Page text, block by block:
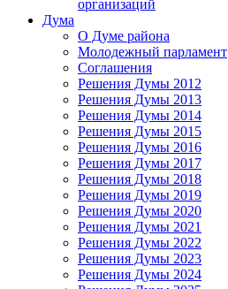
организаций
Дума
О Думе района
Молодежный парламент
Соглашения
Решения Думы 2012
Решения Думы 2013
Решения Думы 2014
Решения Думы 2015
Решения Думы 2016
Решения Думы 2017
Решения Думы 2018
Решения Думы 2019
Решения Думы 2020
Решения Думы 2021
Решения Думы 2022
Решения Думы 2023
Решения Думы 2024